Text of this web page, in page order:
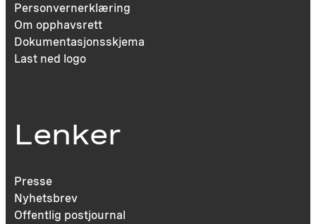
Personvernerklæring
Om opphavsrett
Dokumentasjonsskjema
Last ned logo
Lenker
Presse
Nyhetsbrev
Offentlig postjournal